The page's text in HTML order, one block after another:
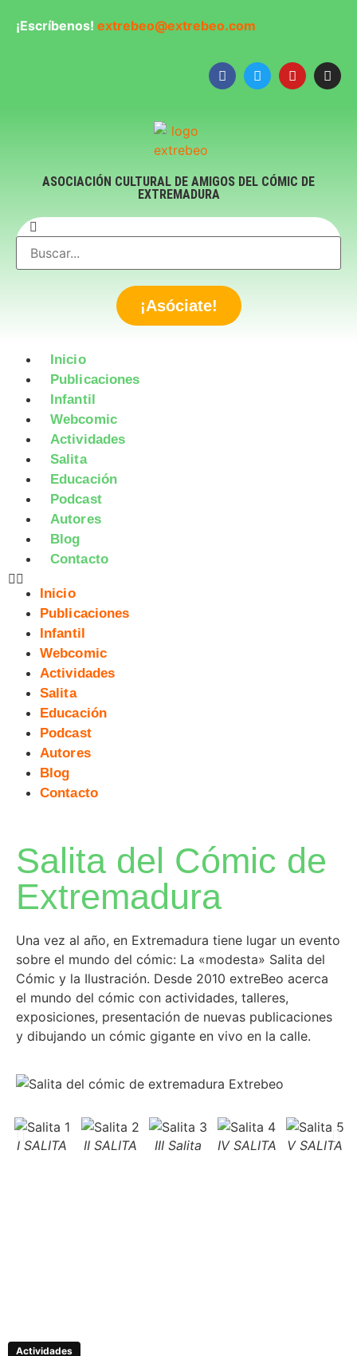
¡Escríbenos! extrebeo@extrebeo.com
ASOCIACIÓN CULTURAL DE AMIGOS DEL CÓMIC DE
EXTREMADURA
¡Asóciate!
Inicio
Publicaciones
Infantil
Webcomic
Actividades
Salita
Educación
Podcast
Autores
Blog
Contacto
Inicio
Publicaciones
Infantil
Webcomic
Actividades
Salita
Educación
Podcast
Autores
Blog
Contacto
Salita del Cómic de
Extremadura
Una vez al año, en Extremadura tiene lugar un evento
sobre el mundo del cómic: La «modesta» Salita del
Cómic y la Ilustración. Desde 2010 extreBeo acerca
el mundo del cómic con actividades, talleres,
exposiciones, presentación de nuevas publicaciones
y dibujando un cómic gigante en vivo en la calle.
I SALITA II SALITA III Salita IV SALITA V SALITA
Actividades